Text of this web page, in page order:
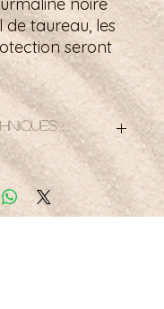
de taureau, les
seront
:
en argent 925
: 17,5cm